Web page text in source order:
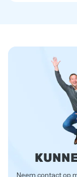
Neem contact op